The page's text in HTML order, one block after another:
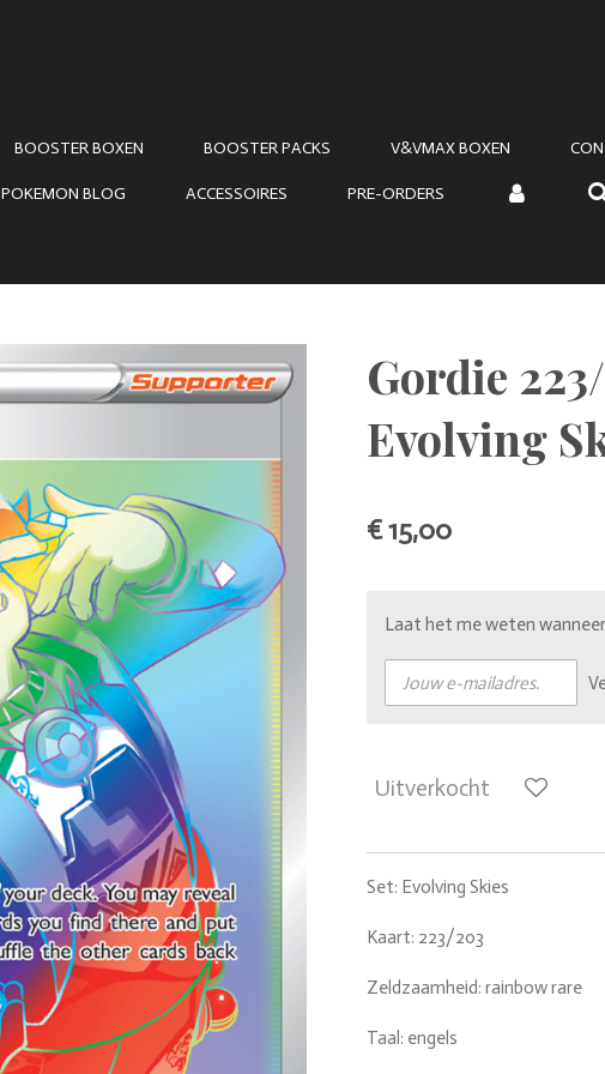
BOOSTER BOXEN BOOSTER PACKS V&VMAX BOXEN
POKEMON BLOG ACCESSOIRES PRE-ORDERS
Gordie
Evolving
€ 15,00
Laat het me weten
Uitverkocht
Set: Evolving Skies
Kaart: 223/203
Zeldzaamheid: rainbow rare
Taal: engels